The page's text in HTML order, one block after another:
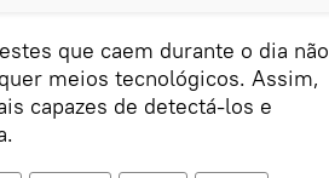
que caem durante o dia não
meios tecnológicos. Assim,
capazes de detectá-los e